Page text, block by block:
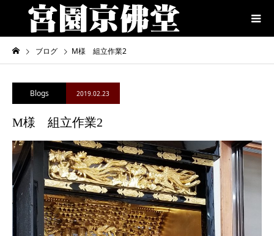
ブログ M様 組立作業2
Blogs 2019.02.23
M様 組立作業2